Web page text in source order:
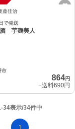
藤佳治
で発送
芋麹美人
市
864円
+送料690円
34表示/34件中
1